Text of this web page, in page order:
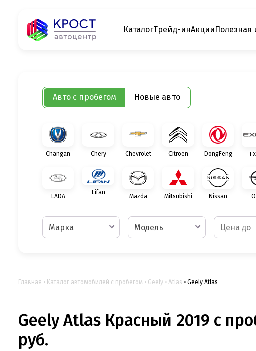
КаталогТрейд-инАкции
Авто с пробегом Новые авто
Changan Chery Chevrolet Citroen DongFeng
LADA
Lifan
Mazda Mitsubishi Nissan
Марка Модель
Главная Каталог автомобилей с пробегом Geely Atlas Geely Atlas
Geely Atlas Красный 2019 с
руб.